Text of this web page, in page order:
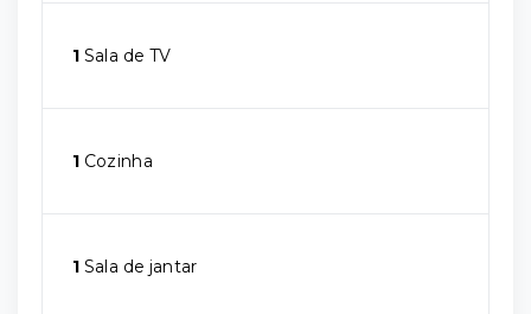
1 Sala de TV
1 Cozinha
1 Sala de jantar